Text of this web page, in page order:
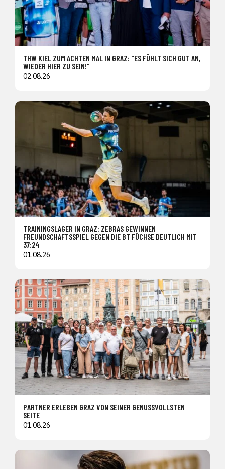
THW KIEL ZUM ACHTEN MAL IN GRAZ: "ES FÜHLT SICH GUT AN,
WIEDER HIER ZU SEIN!"
02.08.26
TRAININGSLAGER IN GRAZ: ZEBRAS GEWINNEN
FREUNDSCHAFTSSPIEL GEGEN DIE BT FÜCHSE DEUTLICH MIT
37:24
01.08.26
PARTNER ERLEBEN GRAZ VON SEINER GENUSSVOLLSTEN
SEITE
01.08.26